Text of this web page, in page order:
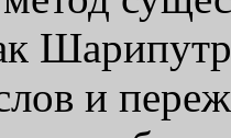
и